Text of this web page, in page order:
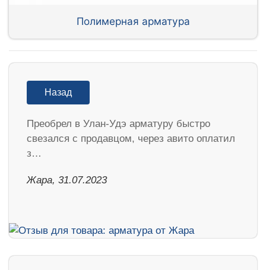
Полимерная арматура
Назад
Преобрел в Улан-Удэ арматуру быстро
свезался с продавцом, через авито оплатил
з…
Жара, 31.07.2023